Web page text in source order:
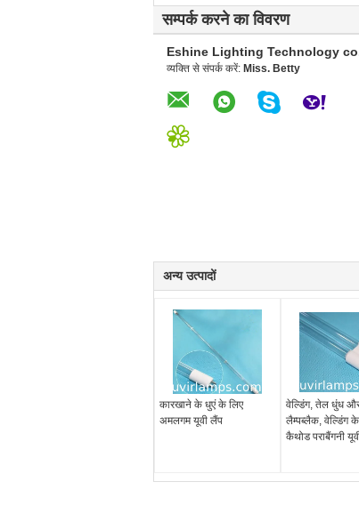
सम्पर्क करने का विवरण
Eshine Lighting Technology
व्यक्ति से संपर्क करें: Miss. Betty
अन्य उत्पादों
कारखाने के धुएं के लिए
अमलगम यूवी लैंप
वेल्डिंग, तेल धुंध
लैम्पब्लैक, वेल्डिंग
कैथोड पराबैंगनी